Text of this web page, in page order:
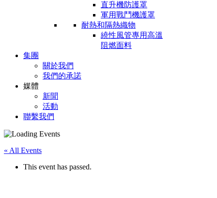
直升機防護罩
軍用戰鬥機護罩
耐熱和隔熱織物
繞性風管專用高溫
阻燃面料
集團
關於我們
我們的承諾
媒體
新聞
活動
聯繫我們
« All Events
This event has passed.